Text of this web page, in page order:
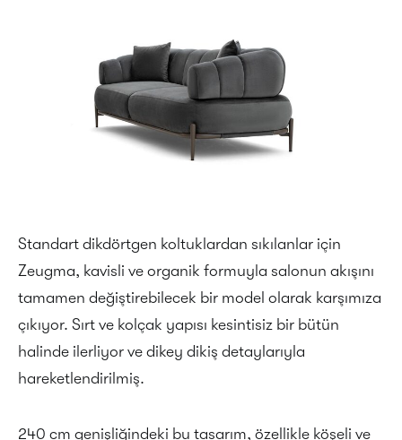
Standart dikdörtgen koltuklardan sıkılanlar için
Zeugma, kavisli ve organik formuyla salonun akışını
tamamen değiştirebilecek bir model olarak karşımıza
çıkıyor. Sırt ve kolçak yapısı kesintisiz bir bütün
halinde ilerliyor ve dikey dikiş detaylarıyla
hareketlendirilmiş.
240 cm genişliğindeki bu tasarım, özellikle köşeli ve